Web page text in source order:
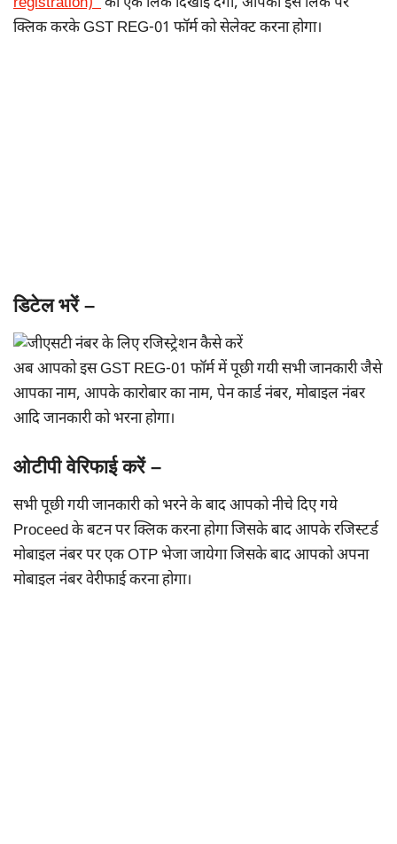
क्लिक करके GST REG-01 फॉर्म को सेलेक्ट करना होगा।
डिटेल भरें –
अब आपको इस GST REG-01 फॉर्म में पूछी गयी सभी जानकारी जैसे
आपका नाम, आपके कारोबार का नाम, पेन कार्ड नंबर, मोबाइल नंबर
आदि जानकारी को भरना होगा।
ओटीपी वेरिफाई करें –
सभी पूछी गयी जानकारी को भरने के बाद आपको नीचे दिए गये
Proceed के बटन पर क्लिक करना होगा जिसके बाद आपके रजिस्टर्ड
मोबाइल नंबर पर एक OTP भेजा जायेगा जिसके बाद आपको अपना
मोबाइल नंबर वेरीफाई करना होगा।